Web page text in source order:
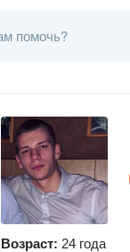
Возраст: 24 года